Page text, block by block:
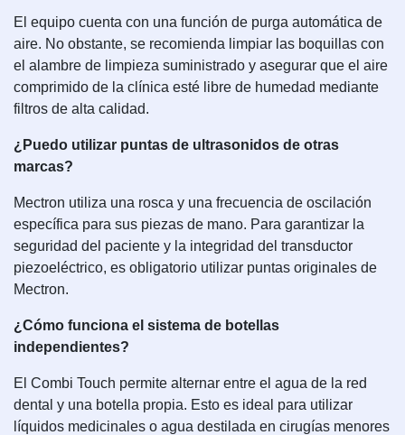
El equipo cuenta con una función de purga automática de
aire. No obstante, se recomienda limpiar las boquillas con
el alambre de limpieza suministrado y asegurar que el aire
comprimido de la clínica esté libre de humedad mediante
filtros de alta calidad.
¿Puedo utilizar puntas de ultrasonidos de otras
marcas?
Mectron utiliza una rosca y una frecuencia de oscilación
específica para sus piezas de mano. Para garantizar la
seguridad del paciente y la integridad del transductor
piezoeléctrico, es obligatorio utilizar puntas originales de
Mectron.
¿Cómo funciona el sistema de botellas
independientes?
El Combi Touch permite alternar entre el agua de la red
dental y una botella propia. Esto es ideal para utilizar
líquidos medicinales o agua destilada en cirugías menores